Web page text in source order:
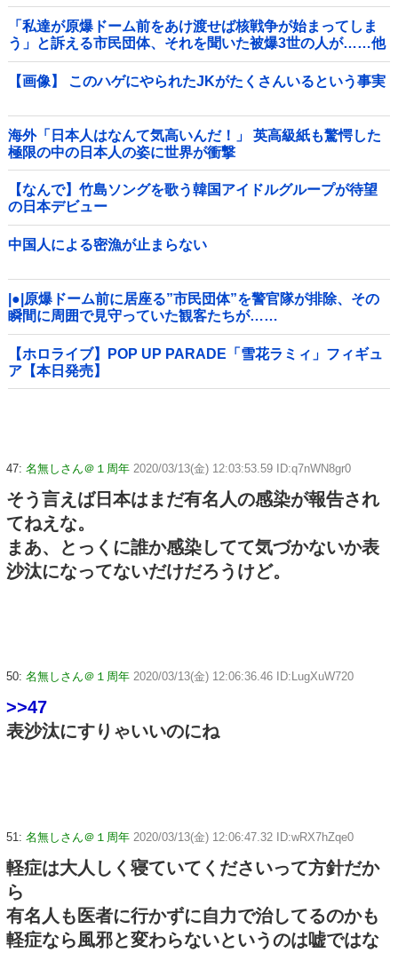
「私達が原爆ドーム前をあけ渡せば核戦争が始まってしま
う」と訴える市民団体、それを聞いた被爆3世の人が……他
【画像】 このハゲにやられたJKがたくさんいるという事実
海外「日本人はなんて気高いんだ！」 英高級紙も驚愕した
極限の中の日本人の姿に世界が衝撃
【なんで】竹島ソングを歌う韓国アイドルグループが待望
の日本デビュー
中国人による密漁が止まらない
|●|原爆ドーム前に居座る”市民団体”を警官隊が排除、その
瞬間に周囲で見守っていた観客たちが……
【ホロライブ】POP UP PARADE「雪花ラミィ」フィギュ
ア【本日発売】
47: 名無しさん＠１周年 2020/03/13(金) 12:03:53.59 ID:q7nWN8gr0
そう言えば日本はまだ有名人の感染が報告され
てねえな。
まあ、とっくに誰か感染してて気づかないか表
沙汰になってないだけだろうけど。
50: 名無しさん＠１周年 2020/03/13(金) 12:06:36.46 ID:LugXuW720
>>47
表沙汰にすりゃいいのにね
51: 名無しさん＠１周年 2020/03/13(金) 12:06:47.32 ID:wRX7hZqe0
軽症は大人しく寝ていてくださいって方針だか
ら
有名人も医者に行かずに自力で治してるのかも
軽症なら風邪と変わらないというのは嘘ではな